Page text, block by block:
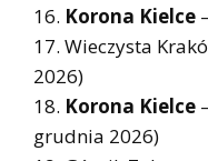
Korona Kielce
Wieczysta
2026)
Korona Kielce
grudnia 2026)